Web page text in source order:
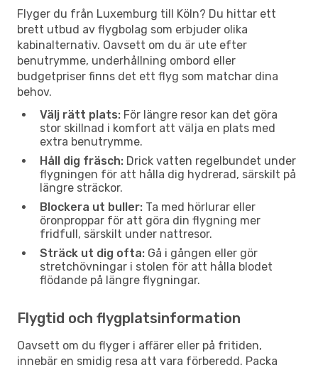
Flyger du från Luxemburg till Köln? Du hittar ett
brett utbud av flygbolag som erbjuder olika
kabinalternativ. Oavsett om du är ute efter
benutrymme, underhållning ombord eller
budgetpriser finns det ett flyg som matchar dina
behov.
Välj rätt plats: För längre resor kan det göra
stor skillnad i komfort att välja en plats med
extra benutrymme.
Håll dig fräsch: Drick vatten regelbundet under
flygningen för att hålla dig hydrerad, särskilt på
längre sträckor.
Blockera ut buller: Ta med hörlurar eller
öronproppar för att göra din flygning mer
fridfull, särskilt under nattresor.
Sträck ut dig ofta: Gå i gången eller gör
stretchövningar i stolen för att hålla blodet
flödande på längre flygningar.
Flygtid och flygplatsinformation
Oavsett om du flyger i affärer eller på fritiden,
innebär en smidig resa att vara förberedd. Packa